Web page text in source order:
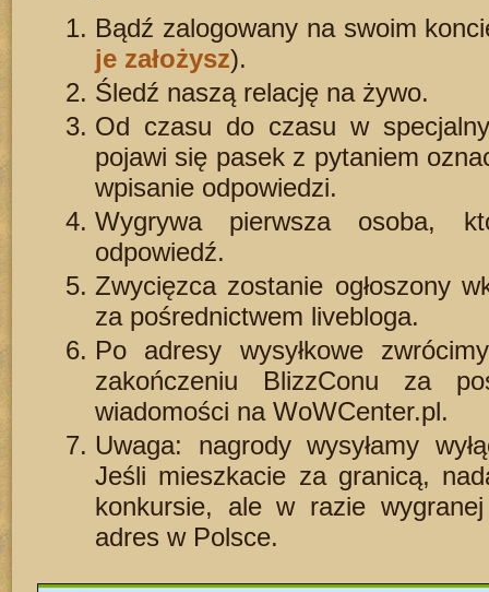
Bądź zalogowany na swoim
je założysz).
Śledź naszą relację na żywo.
Od czasu do czasu w
pojawi się pasek z pytaniem
wpisanie odpowiedzi.
Wygrywa pierwsza osoba,
odpowiedź.
Zwycięzca zostanie ogłoszony
za pośrednictwem livebloga.
Po adresy wysyłkowe
zakończeniu BlizzConu za
wiadomości na WoWCenter.pl.
Uwaga: nagrody wysyłamy
Jeśli mieszkacie za granicą,
konkursie, ale w razie
adres w Polsce.